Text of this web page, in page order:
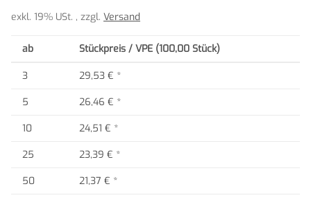
exkl. 19% USt. , zzgl. Versand
ab Stückpreis / VPE (100,00 Stück)
3 29,53 € *
5
26,46 € *
10
24,51 € *
25
23,39 € *
50
21,37 € *